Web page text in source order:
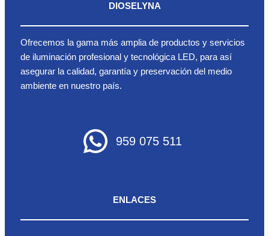
DIOSELYNA
Ofrecemos la gama más amplia de productos y servicios
de iluminación profesional y tecnológica LED, para así
asegurar la calidad, garantía y preservación del medio
ambiente en nuestro país.
959 075 511
ENLACES